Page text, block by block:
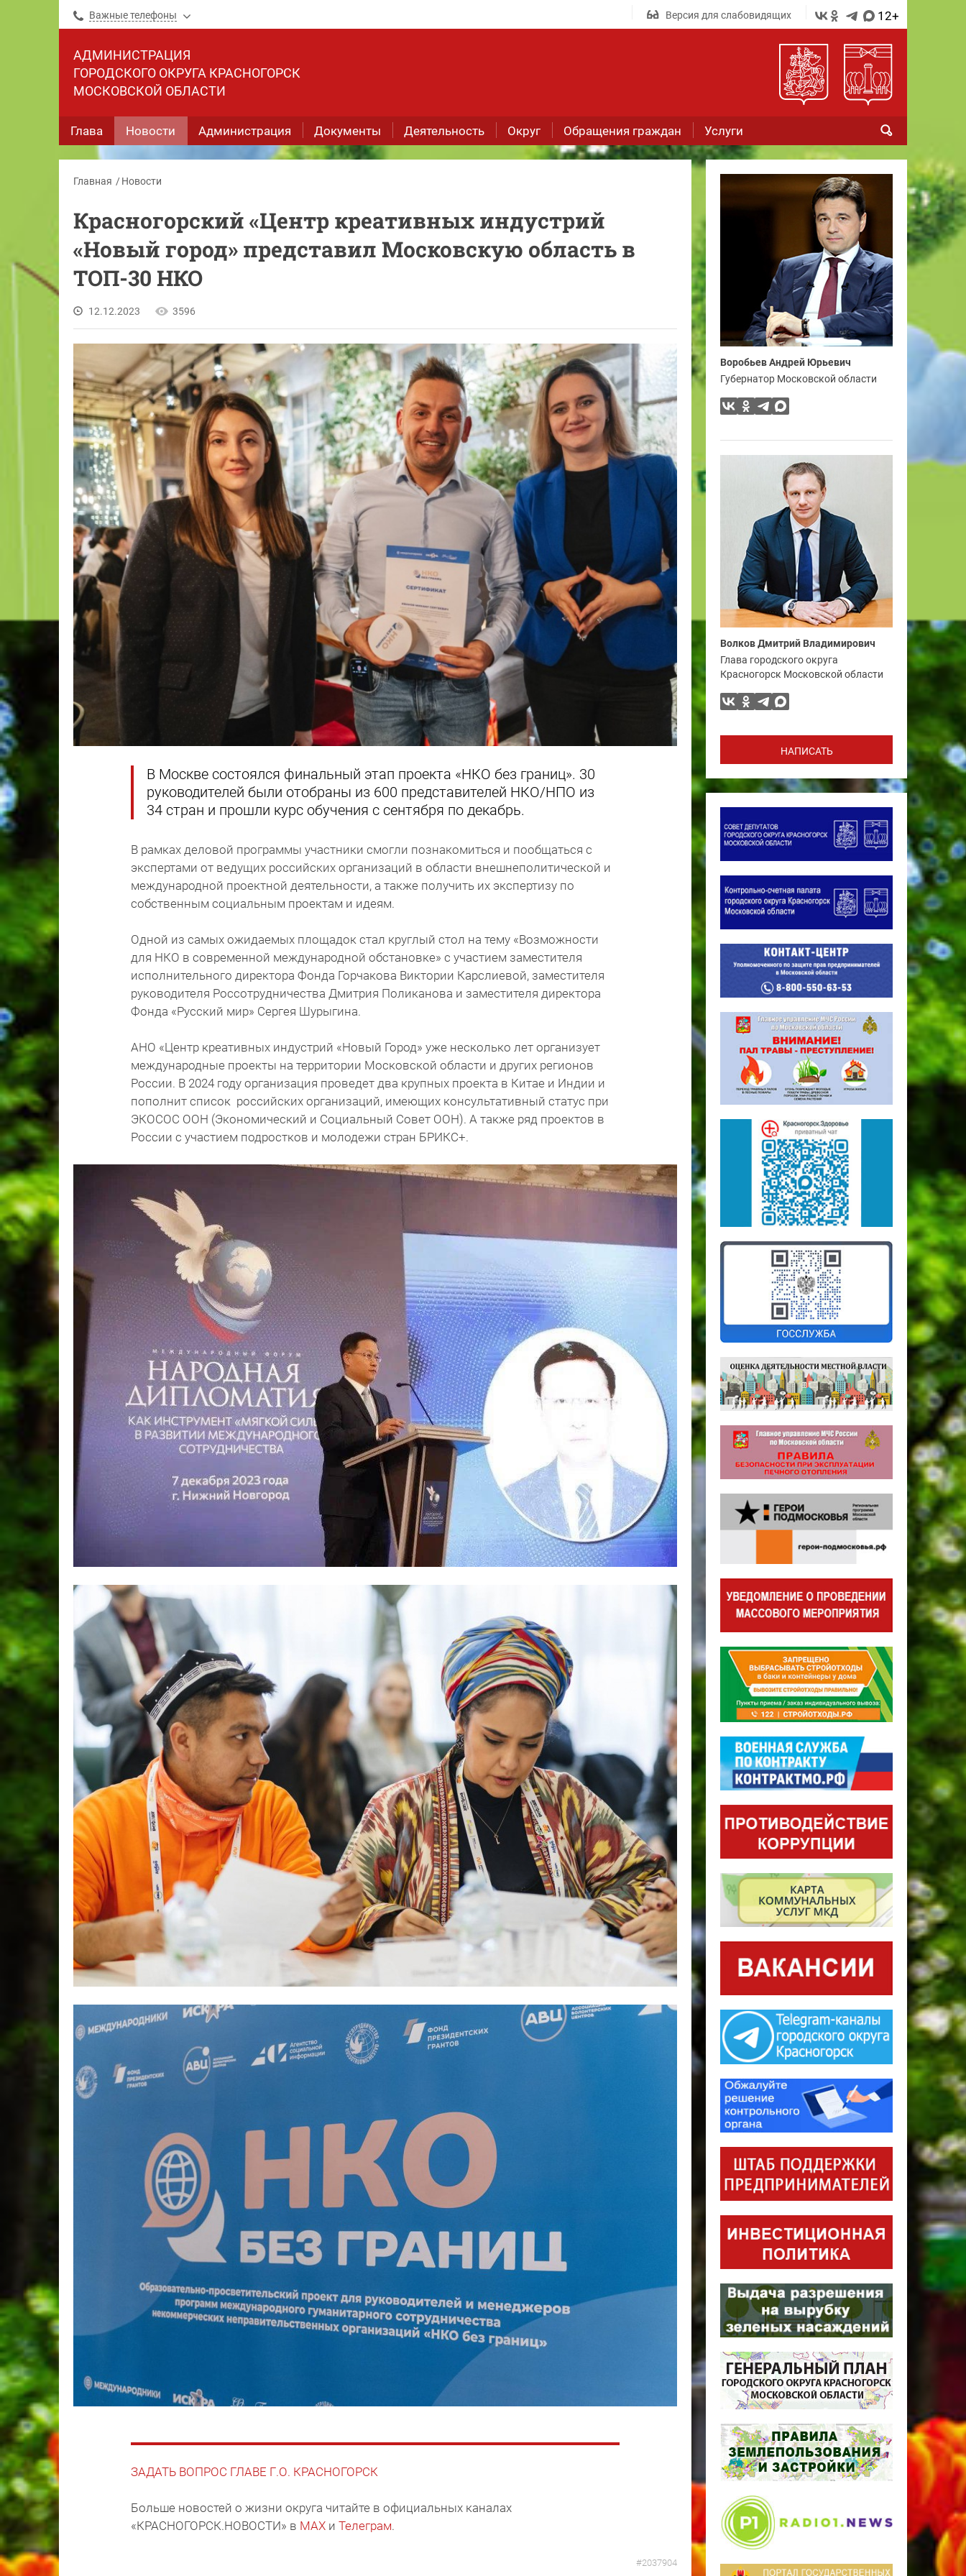
Важные телефоны Версия для слабовидящих 12+
АДМИНИСТРАЦИЯ
ГОРОДСКОГО ОКРУГА КРАСНОГОРСК
МОСКОВСКОЙ ОБЛАСТИ
Глава Новости Администрация Документы Деятельность Округ Обращения граждан Услуги
Главная Новости
Красногорский «Центр креативных индустрий
«Новый город» представил Московскую область в
ТОП-30 НКО
12.12.2023 3596
В Москве состоялся финальный этап проекта «НКО без границ». 30
руководителей были отобраны из 600 представителей НКО/НПО из
34 стран и прошли курс обучения с сентября по декабрь.
В рамках деловой программы участники смогли познакомиться и пообщаться с
экспертами от ведущих российских организаций в области внешнеполитической и
международной проектной деятельности, а также получить их экспертизу по
собственным социальным проектам и идеям.
Одной из самых ожидаемых площадок стал круглый стол на тему «Возможности
для НКО в современной международной обстановке» с участием заместителя
исполнительного директора Фонда Горчакова Виктории Карслиевой, заместителя
руководителя Россотрудничества Дмитрия Поликанова и заместителя директора
Фонда «Русский мир» Сергея Шурыгина.
АНО «Центр креативных индустрий «Новый Город» уже несколько лет организует
международные проекты на территории Московской области и других регионов
России. В 2024 году организация проведет два крупных проекта в Китае и Индии и
пополнит список российских организаций, имеющих консультативный статус при
ЭКОСОС ООН (Экономический и Социальный Совет ООН). А также ряд проектов в
России с участием подростков и молодежи стран БРИКС+.
ЗАДАТЬ ВОПРОС ГЛАВЕ Г.О. КРАСНОГОРСК
Больше новостей о жизни округа читайте в официальных каналах
«КРАСНОГОРСК.НОВОСТИ» в MAX и Телеграм.
#2037904
Воробьев Андрей Юрьевич
Губернатор Московской области
Волков Дмитрий Владимирович
Глава городского округа
Красногорск Московской области
НАПИСАТЬ